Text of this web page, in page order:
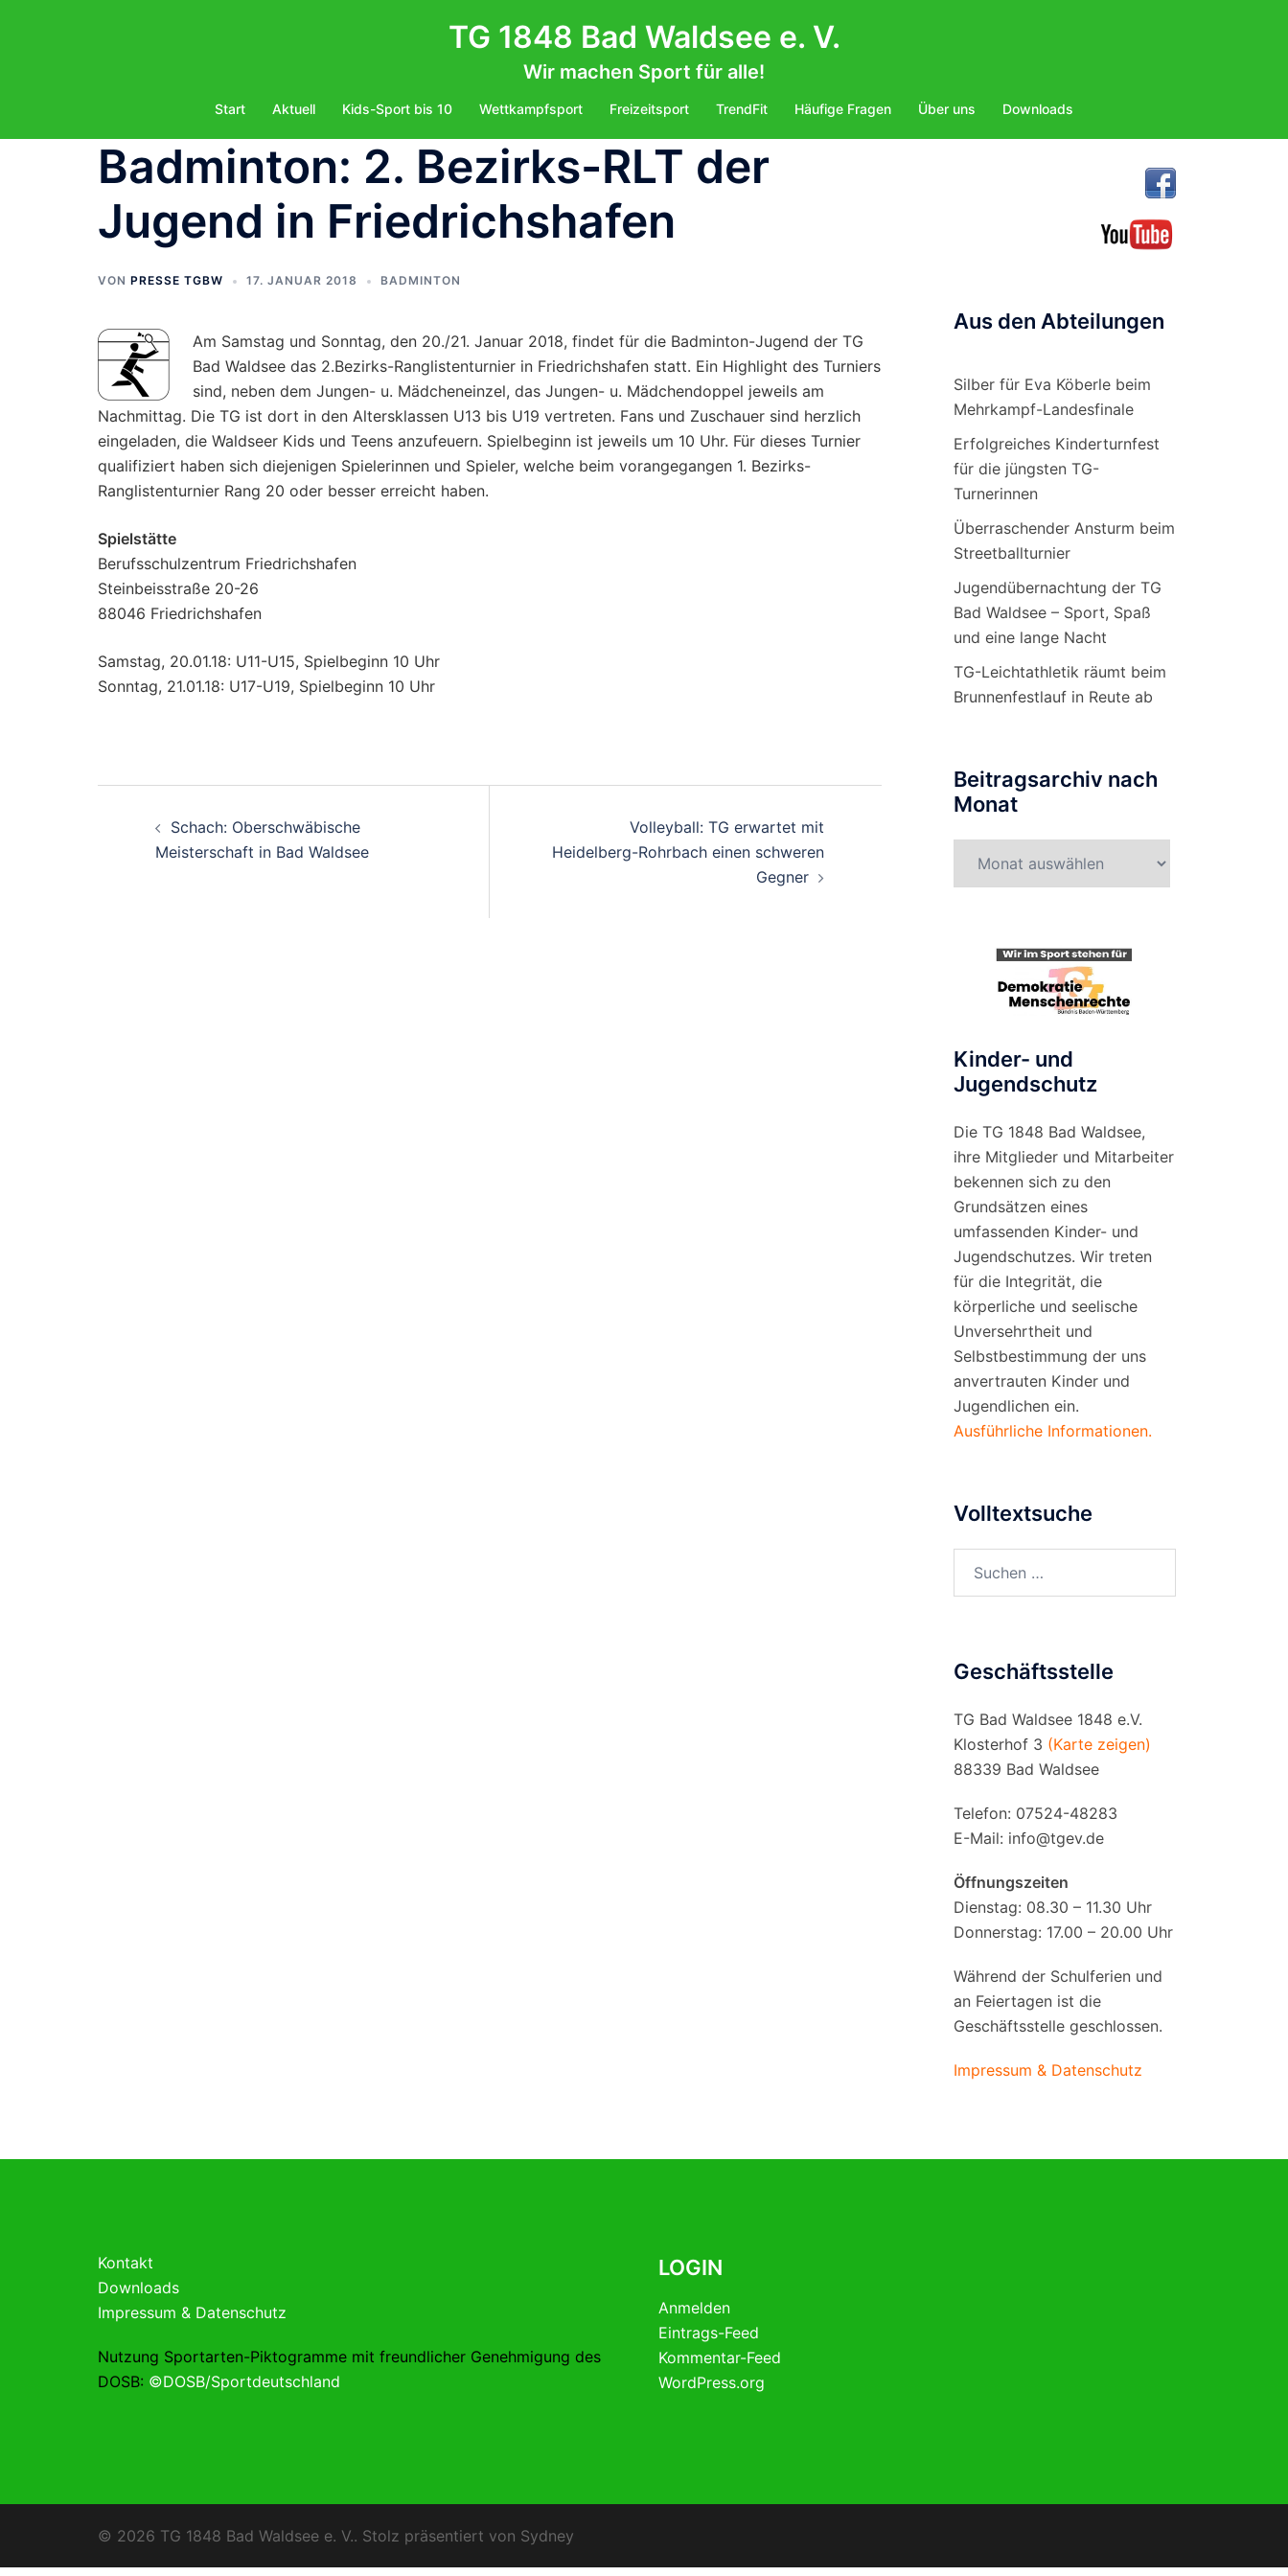
TG 1848 Bad Waldsee e. V.
Wir machen Sport für alle!
Start Aktuell Kids-Sport bis 10 Wettkampfsport Freizeitsport TrendFit Häufige Fragen Über uns Downloads
Badminton: 2. Bezirks-RLT der
Jugend in Friedrichshafen
VON PRESSE TGBW 17. JANUAR 2018 BADMINTON
Am Samstag und Sonntag, den 20./21. Januar 2018, findet für die Badminton-Jugend der TG
Bad Waldsee das 2.Bezirks-Ranglistenturnier in Friedrichshafen statt. Ein Highlight des Turniers
sind, neben dem Jungen- u. Mädcheneinzel, das Jungen- u. Mädchendoppel jeweils am
Nachmittag. Die TG ist dort in den Altersklassen U13 bis U19 vertreten. Fans und Zuschauer sind herzlich
eingeladen, die Waldseer Kids und Teens anzufeuern. Spielbeginn ist jeweils um 10 Uhr. Für dieses Turnier
qualifiziert haben sich diejenigen Spielerinnen und Spieler, welche beim vorangegangen 1. Bezirks-
Ranglistenturnier Rang 20 oder besser erreicht haben.
Spielstätte
Berufsschulzentrum Friedrichshafen
Steinbeisstraße 20-26
88046 Friedrichshafen
Samstag, 20.01.18: U11-U15, Spielbeginn 10 Uhr
Sonntag, 21.01.18: U17-U19, Spielbeginn 10 Uhr
Schach: Oberschwäbische
Meisterschaft in Bad Waldsee
Volleyball: TG erwartet mit
Heidelberg-Rohrbach einen schweren
Gegner
Aus den Abteilungen
Silber für Eva Köberle beim
Mehrkampf-Landesfinale
Erfolgreiches Kinderturnfest
für die jüngsten TG-
Turnerinnen
Überraschender Ansturm beim
Streetballturnier
Jugendübernachtung der TG
Bad Waldsee – Sport, Spaß
und eine lange Nacht
TG-Leichtathletik räumt beim
Brunnenfestlauf in Reute ab
Beitragsarchiv nach
Monat
nach
Kinder- und
Jugendschutz
Die TG 1848 Bad Waldsee,
ihre Mitglieder und Mitarbeiter
bekennen sich zu den
Grundsätzen eines
umfassenden Kinder- und
Jugendschutzes. Wir treten
für die Integrität, die
körperliche und seelische
Unversehrtheit und
Selbstbestimmung der uns
anvertrauten Kinder und
Jugendlichen ein.
Ausführliche Informationen.
Volltextsuche
nach:
Geschäftsstelle
TG Bad Waldsee 1848 e.V.
Klosterhof 3 (Karte zeigen)
88339 Bad Waldsee
Telefon: 07524-48283
E-Mail: info@tgev.de
Öffnungszeiten
Dienstag: 08.30 – 11.30 Uhr
Donnerstag: 17.00 – 20.00 Uhr
Während der Schulferien und
an Feiertagen ist die
Geschäftsstelle geschlossen.
Impressum & Datenschutz
Kontakt
Downloads
Impressum & Datenschutz
Nutzung Sportarten-Piktogramme mit freundlicher Genehmigung des
DOSB: ©DOSB/Sportdeutschland
LOGIN
Anmelden
Eintrags-Feed
Kommentar-Feed
WordPress.org
© 2026 TG 1848 Bad Waldsee e. V.. Stolz präsentiert von Sydney